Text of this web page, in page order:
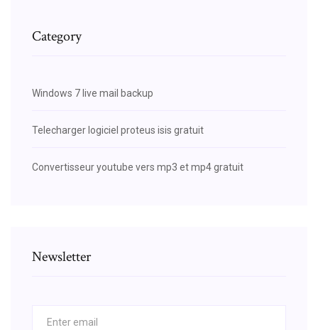
Category
Windows 7 live mail backup
Telecharger logiciel proteus isis gratuit
Convertisseur youtube vers mp3 et mp4 gratuit
Newsletter